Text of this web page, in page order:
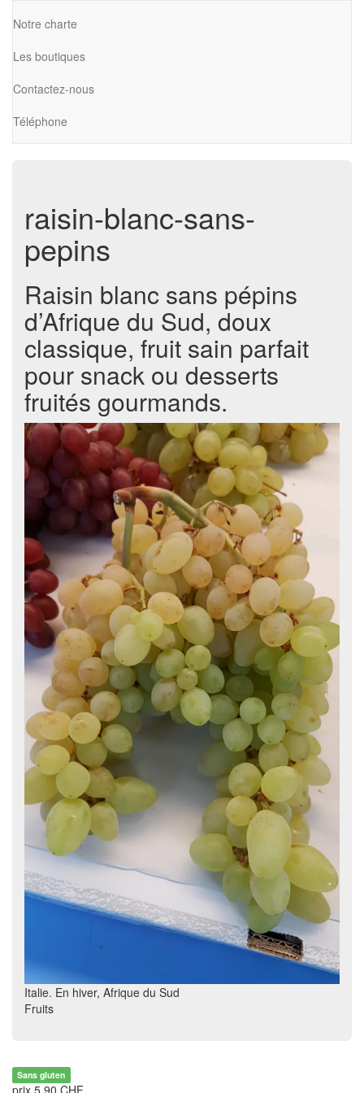
Notre charte
Les boutiques
Contactez-nous
Téléphone
raisin-blanc-sans-
pepins
Raisin blanc sans pépins
d’Afrique du Sud, doux
classique, fruit sain parfait
pour snack ou desserts
fruités gourmands.
Italie. En hiver, Afrique du Sud
Fruits
Sans gluten
prix 5.90 CHF